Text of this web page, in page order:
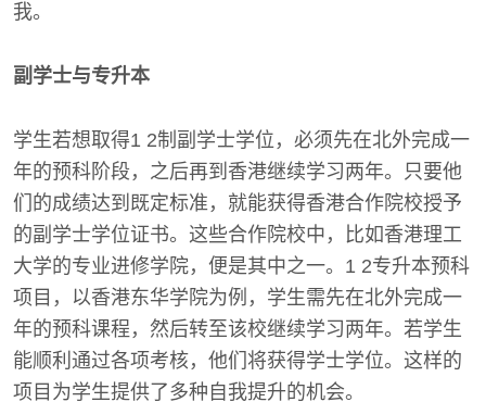
我。
副学士与专升本
学生若想取得1 2制副学士学位，必须先在北外完成一
年的预科阶段，之后再到香港继续学习两年。只要他
们的成绩达到既定标准，就能获得香港合作院校授予
的副学士学位证书。这些合作院校中，比如香港理工
大学的专业进修学院，便是其中之一。1 2专升本预科
项目，以香港东华学院为例，学生需先在北外完成一
年的预科课程，然后转至该校继续学习两年。若学生
能顺利通过各项考核，他们将获得学士学位。这样的
项目为学生提供了多种自我提升的机会。